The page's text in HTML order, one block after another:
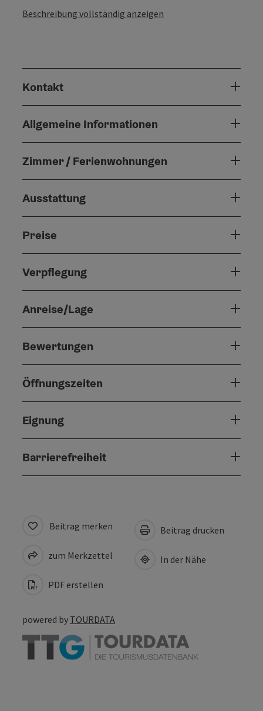
Beschreibung vollständig anzeigen
Kontakt
Allgemeine Informationen
Zimmer / Ferienwohnungen
Ausstattung
Preise
Verpflegung
Anreise/Lage
Bewertungen
Öffnungszeiten
Eignung
Barrierefreiheit
Beitrag merken
zum Merkzettel
PDF erstellen
Beitrag drucken
In der Nähe
powered by TOURDATA